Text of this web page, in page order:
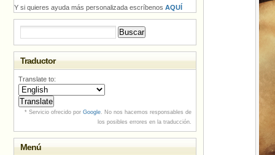
Y si quieres ayuda más personalizada escríbenos AQUÍ
Traductor
Translate to:
* Servicio ofrecido por Google. No nos hacemos responsables de
los posibles errores en la traducción.
Menú